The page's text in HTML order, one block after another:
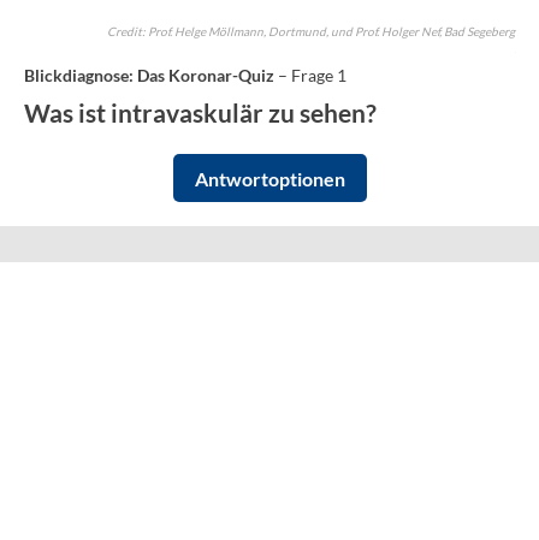
Credit: Prof. Helge Möllmann, Dortmund, und Prof. Holger Nef, Bad Segeberg
Blickdiagnose: Das Koronar-Quiz – Frage 1
Was ist intravaskulär zu sehen?
Antwortoptionen